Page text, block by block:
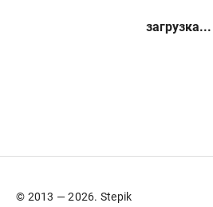
загрузка...
© 2013 — 2026. Stepik